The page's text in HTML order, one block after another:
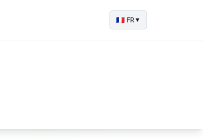
🇫🇷 FR▼